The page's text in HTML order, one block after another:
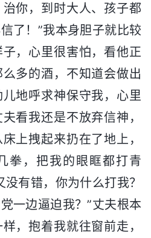
你，到时大人、孩子都
了！”我本身胆子就比较
，心里很害怕，看他正
多的酒，不知道会做出
地呼求神保守我，心里
看我还是不放弃信神，
上拽起来扔在了地上，
拳，把我的眼眶都打青
有错，你为什么打我？
一边逼迫我？”丈夫根本
，抱着我就往窗前走，